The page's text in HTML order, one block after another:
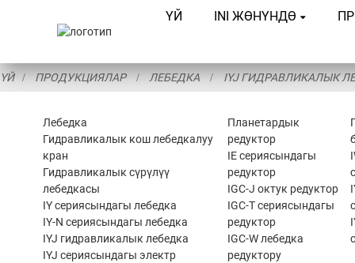
ҮЙ INI ЖӨНҮНДӨ
ҮЙ ПРОДУКЦИЯЛАР ЛЕБЕДКА IYJ ГИДРАВЛИКАЛЫК
Лебедка
Гидравликалык кош лебедкалуу
кран
Гидравликалык сүрүлүү
лебедкасы
IY сериясындагы лебедка
IY-N сериясындагы лебедка
IYJ гидравликалык лебедка
IYJ сериясындагы электр
Планетардык
редуктор
IE сериясындагы
редуктор
IGC-J октук редуктор
IGC-T сериясындагы
редуктор
IGC-W лебедка
редуктору